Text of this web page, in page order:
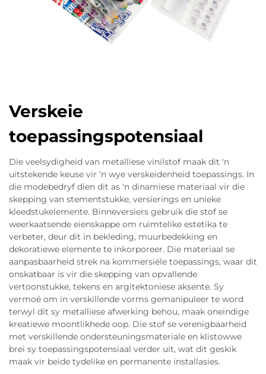
Verskeie
toepassingspotensiaal
Die veelsydigheid van metalliese vinilstof maak dit 'n
uitstekende keuse vir 'n wye verskeidenheid toepassings. In
die modebedryf dien dit as 'n dinamiese materiaal vir die
skepping van stementstukke, versierings en unieke
kleedstukelemente. Binneversiers gebruik die stof se
weerkaatsende eienskappe om ruimtelike estetika te
verbeter, deur dit in bekleding, muurbedekking en
dekoratiewe elemente te inkorporeer. Die materiaal se
aanpasbaarheid strek na kommersiële toepassings, waar dit
onskatbaar is vir die skepping van opvallende
vertoonstukke, tekens en argitektoniese aksente. Sy
vermoë om in verskillende vorms gemanipuleer te word
terwyl dit sy metalliese afwerking behou, maak oneindige
kreatiewe moontlikhede oop. Die stof se verenigbaarheid
met verskillende ondersteuningsmateriale en klistowwe
brei sy toepassingspotensiaal verder uit, wat dit geskik
maak vir beide tydelike en permanente installasies.